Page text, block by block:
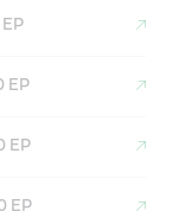
EP
EP
EP